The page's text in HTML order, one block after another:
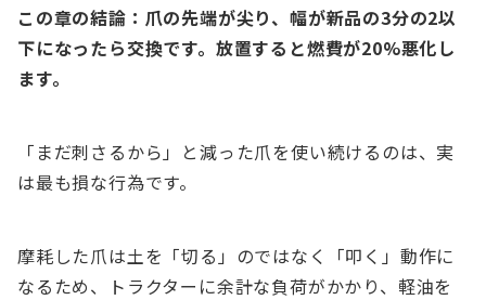
この章の結論：爪の先端が尖り、幅が新品の3分の2以
下になったら交換です。放置すると燃費が20%悪化し
ます。
「まだ刺さるから」と減った爪を使い続けるのは、実
は最も損な行為です。
摩耗した爪は土を「切る」のではなく「叩く」動作に
なるため、トラクターに余計な負荷がかかり、軽油を